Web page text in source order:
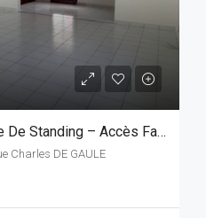
LGC-060 – Villa Moderne De Standing – Accès Facile Et Cadre Fonctionnel
Charles DE GAULE